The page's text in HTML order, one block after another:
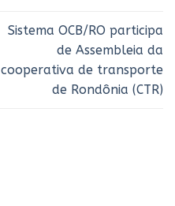
Sistema OCB/RO participa
de Assembleia da
cooperativa de transporte
de Rondônia (CTR)